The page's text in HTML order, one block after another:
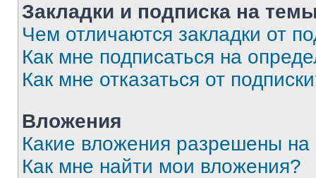
Закладки и подписка на
Чем отличаются закладки от
Как мне подписаться на
Как мне отказаться от
Вложения
Какие вложения разрешены
Как мне найти мои вложения?